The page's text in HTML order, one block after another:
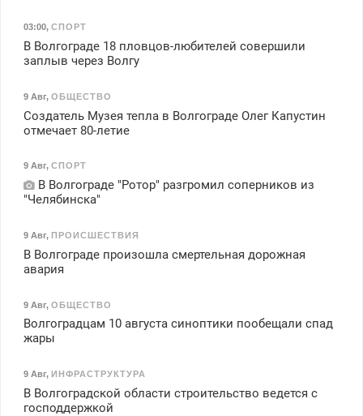
03:00, СПОРТ
В Волгограде 18 пловцов-любителей совершили
заплыв через Волгу
9 Авг, ОБЩЕСТВО
Создатель Музея тепла в Волгограде Олег Капустин
отмечает 80-летие
9 Авг, СПОРТ
В Волгограде "Ротор" разгромил соперников из
"Челябинска"
9 Авг, ПРОИСШЕСТВИЯ
В Волгограде произошла смертельная дорожная
авария
9 Авг, ОБЩЕСТВО
Волгоградцам 10 августа синоптики пообещали спад
жары
9 Авг, ИНФРАСТРУКТУРА
В Волгоградской области строительство ведется с
господдержкой